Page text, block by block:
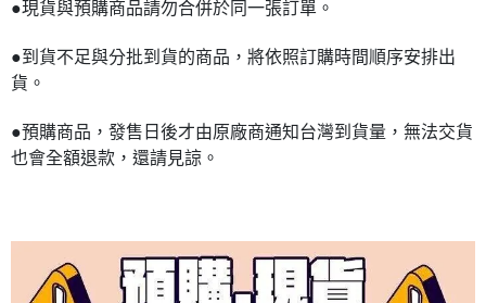
●現貨與預購商品請勿合併於同一張訂單。
●到貨不足與分批到貨的商品，將依照訂購時間順序安排出
貨。
●預購商品，發售日後才由原廠商通知台灣到貨量，無法交貨
也會全額退款，還請見諒。